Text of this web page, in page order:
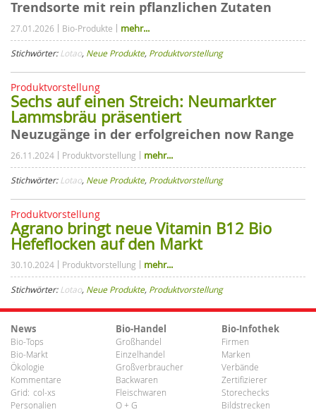
Trendsorte mit rein pflanzlichen Zutaten
27.01.2026 Bio-Produkte mehr...
Stichwörter: Lotao, Neue Produkte, Produktvorstellung
Produktvorstellung
Sechs auf einen Streich: Neumarkter
Lammsbräu präsentiert
Neuzugänge in der erfolgreichen now Range
26.11.2024 Produktvorstellung mehr...
Stichwörter: Lotao, Neue Produkte, Produktvorstellung
Produktvorstellung
Agrano bringt neue Vitamin B12 Bio
Hefeflocken auf den Markt
30.10.2024 Produktvorstellung mehr...
Stichwörter: Lotao, Neue Produkte, Produktvorstellung
News
Bio-Tops
Bio-Markt
Ökologie
Kommentare
Grid: col-xs
Personalien
Bio-Handel
Großhandel
Einzelhandel
Großverbraucher
Backwaren
Fleischwaren
O + G
Bio-Infothek
Firmen
Marken
Verbände
Zertifizierer
Storechecks
Bildstrecken